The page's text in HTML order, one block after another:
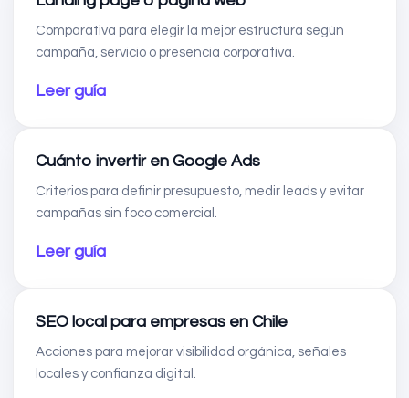
Comparativa para elegir la mejor estructura según
campaña, servicio o presencia corporativa.
Leer guía
Cuánto invertir en Google Ads
Criterios para definir presupuesto, medir leads y evitar
campañas sin foco comercial.
Leer guía
SEO local para empresas en Chile
Acciones para mejorar visibilidad orgánica, señales
locales y confianza digital.